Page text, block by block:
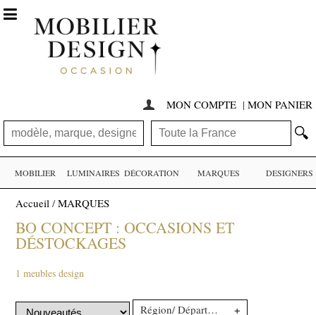
 MON COMPTE | MON PANIER
🔍

MOBILIER LUMINAIRES DÉCORATION MARQUES DESIGNERS
Accueil /MARQUES
BO CONCEPT : OCCASIONS ET
DÉSTOCKAGES
1 meubles design
Région/ Département +